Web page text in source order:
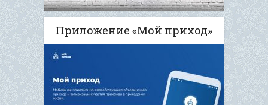
Приложение «Мой приход»